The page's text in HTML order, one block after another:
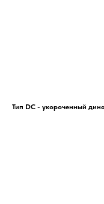
Тип DC - укороченный